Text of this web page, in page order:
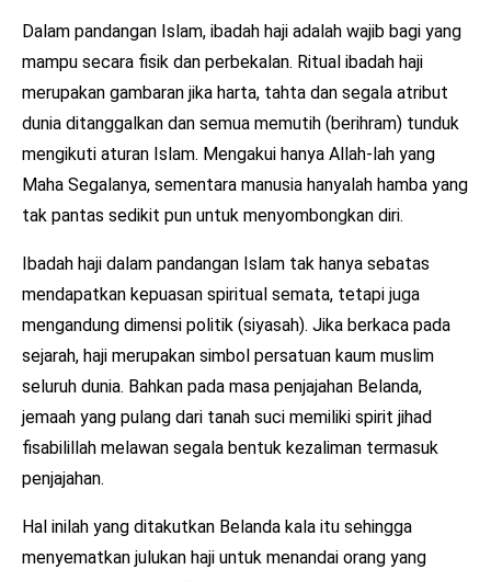
Dalam pandangan Islam, ibadah haji adalah wajib bagi yang
mampu secara fisik dan perbekalan. Ritual ibadah haji
merupakan gambaran jika harta, tahta dan segala atribut
dunia ditanggalkan dan semua memutih (berihram) tunduk
mengikuti aturan Islam. Mengakui hanya Allah-lah yang
Maha Segalanya, sementara manusia hanyalah hamba yang
tak pantas sedikit pun untuk menyombongkan diri.
Ibadah haji dalam pandangan Islam tak hanya sebatas
mendapatkan kepuasan spiritual semata, tetapi juga
mengandung dimensi politik (siyasah). Jika berkaca pada
sejarah, haji merupakan simbol persatuan kaum muslim
seluruh dunia. Bahkan pada masa penjajahan Belanda,
jemaah yang pulang dari tanah suci memiliki spirit jihad
fisabilillah melawan segala bentuk kezaliman termasuk
penjajahan.
Hal inilah yang ditakutkan Belanda kala itu sehingga
menyematkan julukan haji untuk menandai orang yang